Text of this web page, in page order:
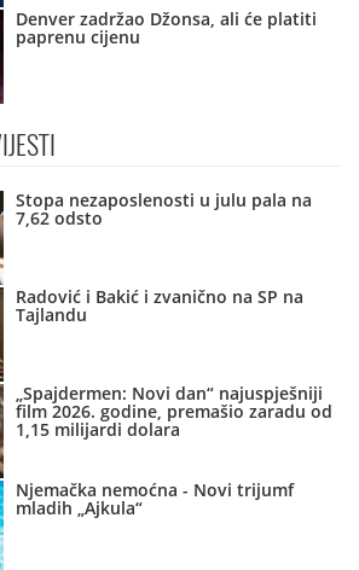
Denver zadržao Džonsa, ali će platiti
paprenu cijenu
Stopa nezaposlenosti u julu pala na
7,62 odsto
Radović i Bakić i zvanično na SP na
Tajlandu
„Spajdermen: Novi dan“ najuspješniji
film 2026. godine, premašio zaradu od
1,15 milijardi dolara
Njemačka nemoćna - Novi trijumf
mladih „Ajkula“